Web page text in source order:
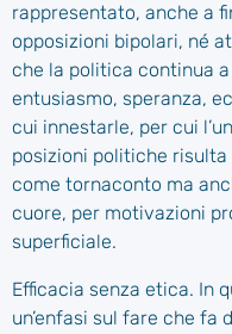
rappresentato, anche a
opposizioni bipolari, né
che la politica continua
entusiasmo, speranza,
cui innestarle, per cui
posizioni politiche risulta
come tornaconto ma
cuore, per motivazioni
superficiale.
Efficacia senza etica. In
un’enfasi sul fare che fa